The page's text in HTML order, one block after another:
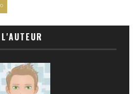
L'AUTEUR